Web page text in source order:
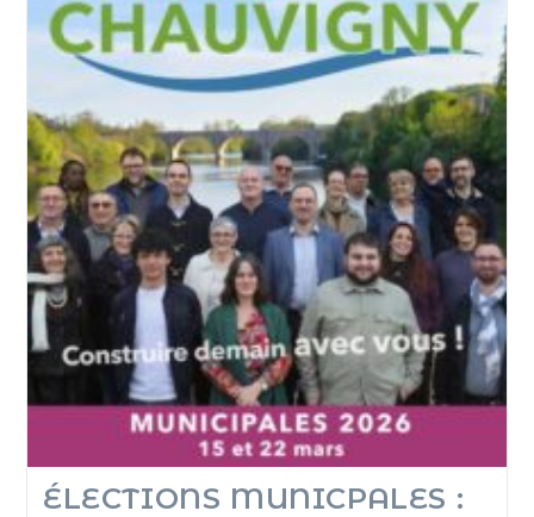
ÉLECTIONS MUNICPALES :